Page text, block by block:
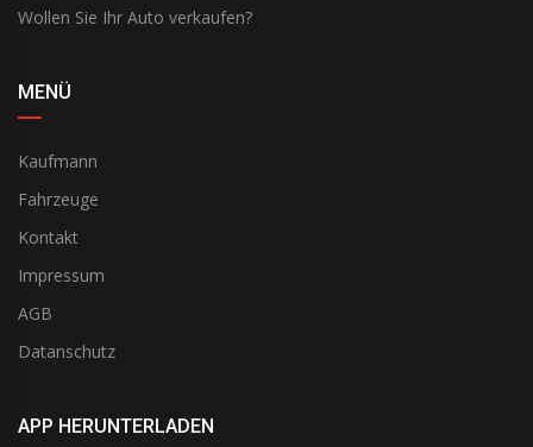
Wollen Sie Ihr Auto verkaufen?
MENÜ
Kaufmann
Fahrzeuge
Kontakt
Impressum
AGB
Datanschutz
APP HERUNTERLADEN